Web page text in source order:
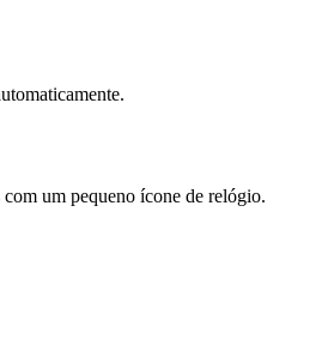
com um pequeno ícone de relógio.